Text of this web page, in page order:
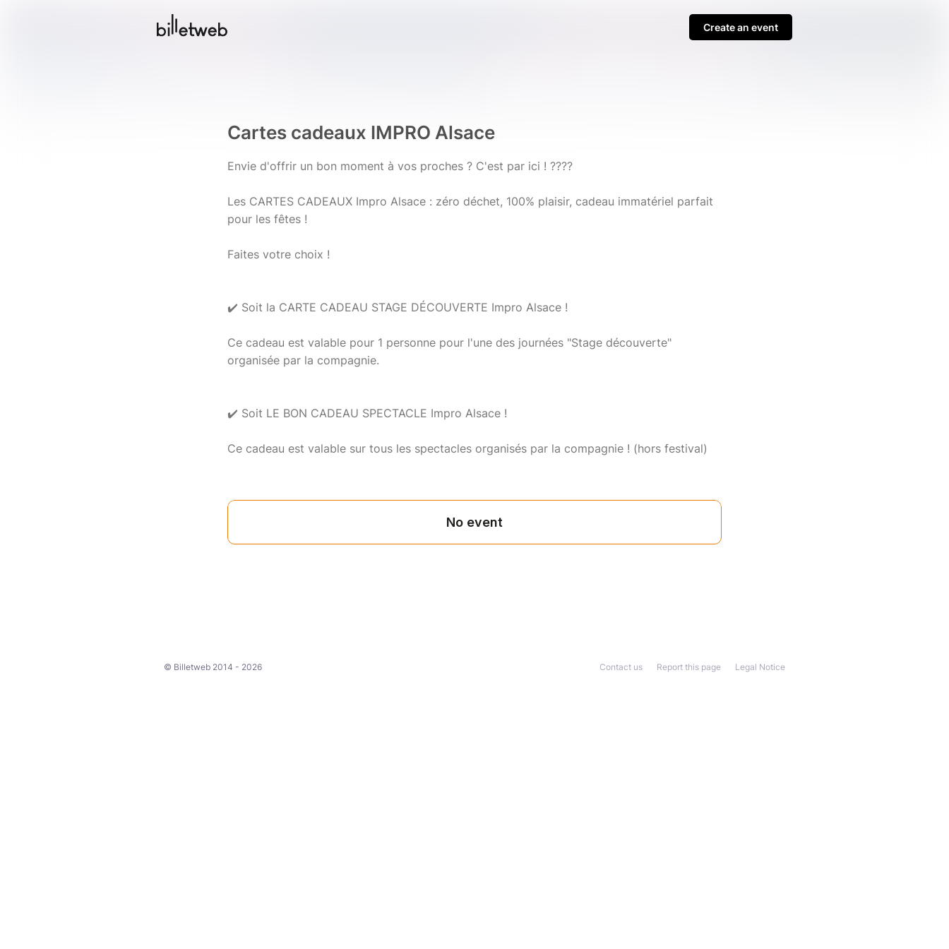
Create an event
Cartes cadeaux IMPRO Alsace
Envie d'offrir un bon moment à vos proches ? C'est par ici ! ????
Les CARTES CADEAUX Impro Alsace : zéro déchet, 100% plaisir, cadeau immatériel parfait
pour les fêtes !
Faites votre choix !
✔️ Soit la CARTE CADEAU STAGE DÉCOUVERTE Impro Alsace !
Ce cadeau est valable pour 1 personne pour l'une des journées "Stage découverte"
organisée par la compagnie.
✔️ Soit LE BON CADEAU SPECTACLE Impro Alsace !
Ce cadeau est valable sur tous les spectacles organisés par la compagnie ! (hors festival)
© Billetweb 2014 - 2026 Legal Notice
Report this page
Contact us